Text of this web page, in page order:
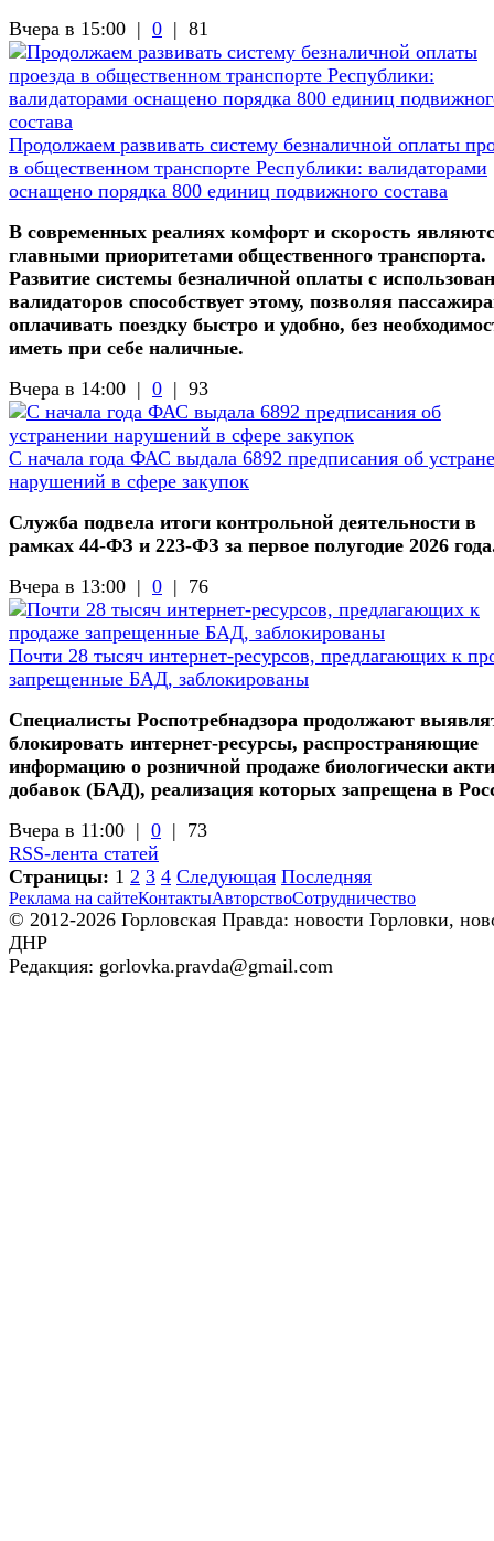
Вчера в 15:00 | 0 | 81
Продолжаем развивать систему безналичной оплаты
в общественном транспорте Республики: валидаторами
оснащено порядка 800 единиц подвижного состава
В современных реалиях комфорт и скорость
главными приоритетами общественного транспорта.
Развитие системы безналичной оплаты с
валидаторов способствует этому, позволяя
оплачивать поездку быстро и удобно, без
иметь при себе наличные.
Вчера в 14:00 | 0 | 93
С начала года ФАС выдала 6892 предписания об
нарушений в сфере закупок
Служба подвела итоги контрольной деятельности в
рамках 44-ФЗ и 223-ФЗ за первое полугодие 2026
Вчера в 13:00 | 0 | 76
Почти 28 тысяч интернет-ресурсов, предлагающих к
запрещенные БАД, заблокированы
Специалисты Роспотребнадзора продолжают
блокировать интернет-ресурсы, распространяющие
информацию о розничной продаже биологически
добавок (БАД), реализация которых запрещена в
Вчера в 11:00 | 0 | 73
RSS-лента статей
Страницы: 1 2 3 4 Следующая Последняя
Реклама на сайтеКонтактыАвторствоСотрудничество
© 2012-2026 Горловская Правда: новости Горловки,
ДНР
Редакция: gorlovka.pravda@gmail.com